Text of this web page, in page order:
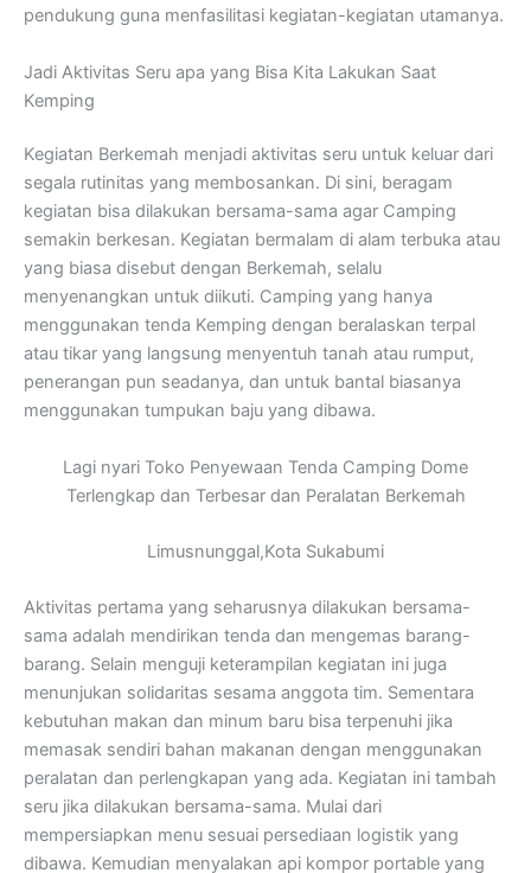
pendukung guna menfasilitasi kegiatan-kegiatan utamanya.
Jadi Aktivitas Seru apa yang Bisa Kita Lakukan Saat
Kemping
Kegiatan Berkemah menjadi aktivitas seru untuk keluar dari
segala rutinitas yang membosankan. Di sini, beragam
kegiatan bisa dilakukan bersama-sama agar Camping
semakin berkesan. Kegiatan bermalam di alam terbuka atau
yang biasa disebut dengan Berkemah, selalu
menyenangkan untuk diikuti. Camping yang hanya
menggunakan tenda Kemping dengan beralaskan terpal
atau tikar yang langsung menyentuh tanah atau rumput,
penerangan pun seadanya, dan untuk bantal biasanya
menggunakan tumpukan baju yang dibawa.
Lagi nyari Toko Penyewaan Tenda Camping Dome
Terlengkap dan Terbesar dan Peralatan Berkemah
Limusnunggal,Kota Sukabumi
Aktivitas pertama yang seharusnya dilakukan bersama-
sama adalah mendirikan tenda dan mengemas barang-
barang. Selain menguji keterampilan kegiatan ini juga
menunjukan solidaritas sesama anggota tim. Sementara
kebutuhan makan dan minum baru bisa terpenuhi jika
memasak sendiri bahan makanan dengan menggunakan
peralatan dan perlengkapan yang ada. Kegiatan ini tambah
seru jika dilakukan bersama-sama. Mulai dari
mempersiapkan menu sesuai persediaan logistik yang
dibawa. Kemudian menyalakan api kompor portable yang